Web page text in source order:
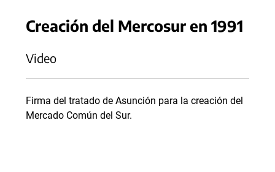
Creación del Mercosur en 1991
Video
Firma del tratado de Asunción para la creación del
Mercado Común del Sur.